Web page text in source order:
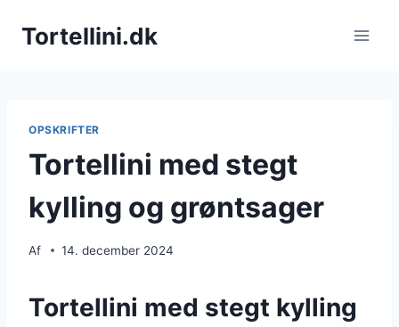
Tortellini.dk
OPSKRIFTER
Tortellini med stegt
kylling og grøntsager
Af 14. december 2024
Tortellini med stegt kylling